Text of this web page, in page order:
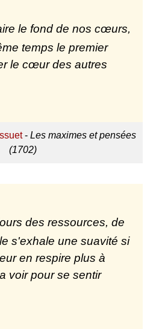
le fond de nos cœurs,
temps le premier
le cœur des autres
-Les maximes et pensées
(1702)
des ressources, de
s'exhale une suavité si
en respire plus à
voir pour se sentir